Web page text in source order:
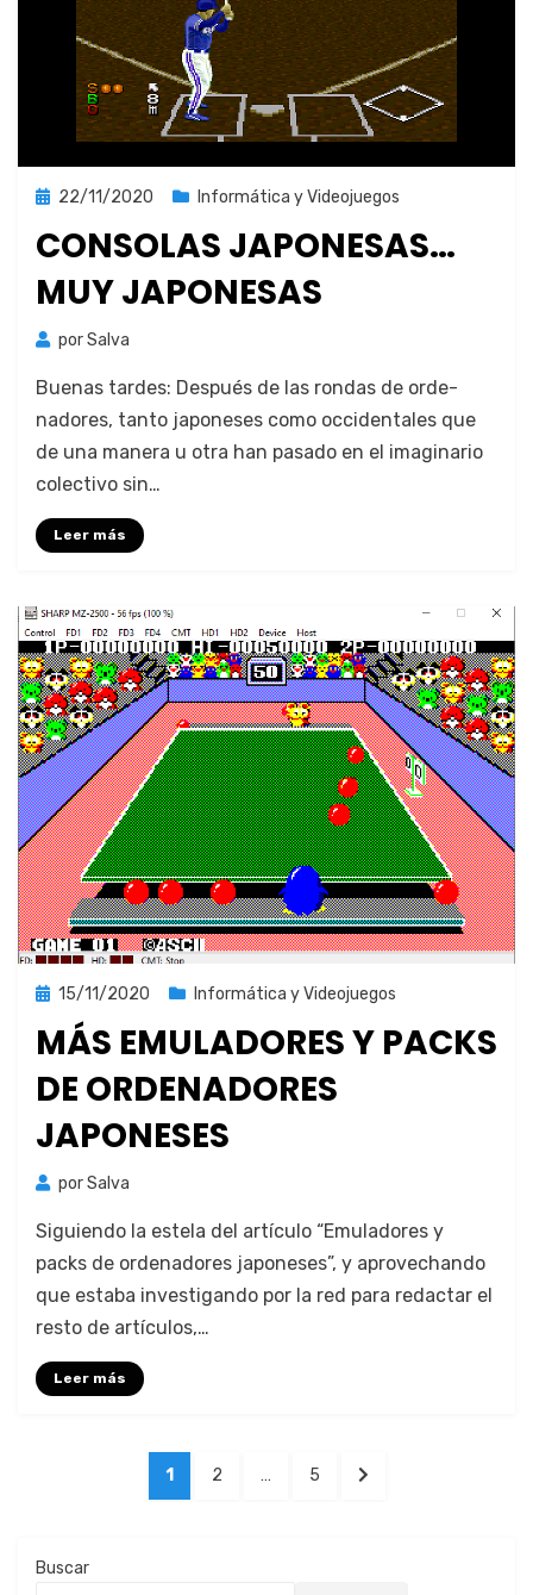
Publicada
22/11/2020 Informática y Videojuegos
CONSOLAS JAPONESAS…
MUY JAPONESAS
porSalva
Bue­nas tardes: Después de las ron­das de orde­
nadores, tan­to japone­ses como occi­den­tales que
de una man­era u otra han pasa­do en el imag­i­nario
colec­ti­vo sin…
Leer más
Publicada
15/11/2020 Informática y Videojuegos
MÁS EMULADORES Y PACKS
DE ORDENADORES
JAPONESES
porSalva
Sigu­ien­do la estela del artícu­lo “Emu­ladores y
packs de orde­nadores japone­ses”, y aprovechan­do
que esta­ba inves­ti­gan­do por la red para redac­tar el
resto de artícu­los,…
Leer más
PaginaciónPÁGINA
1 PÁGINA
2 … PÁGINA
5
PÁGINA
Buscar